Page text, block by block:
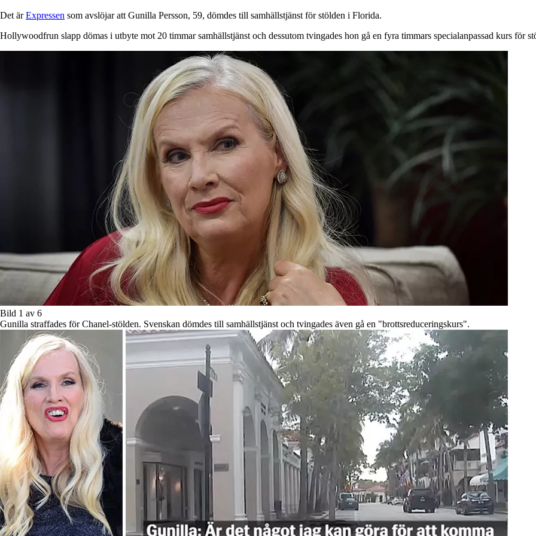
Det ärExpressen som avslöjar att Gunilla Persson, 59, dömdes till samhällstjänst för stölden i Florida.
Hollywoodfrun slapp dömas i utbyte mot 20 timmar samhällstjänst och dessutom tvingades hon gå en fyra timmars specialanpassad kurs för
Bild 1 av 6
Gunilla straffades för Chanel-stölden. Svenskan dömdes till samhällstjänst och tvingades även gå en "brottsreduceringskurs".